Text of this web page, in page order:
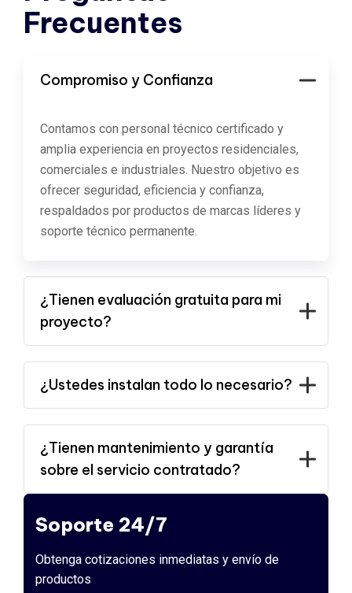
Frecuentes
Compromiso y Confianza
Contamos con personal técnico certificado y
amplia experiencia en proyectos residenciales,
comerciales e industriales. Nuestro objetivo es
ofrecer seguridad, eficiencia y confianza,
respaldados por productos de marcas líderes y
soporte técnico permanente.
¿Tienen evaluación gratuita para mi
proyecto?
¿Ustedes instalan todo lo necesario?
¿Tienen mantenimiento y garantía
sobre el servicio contratado?
Soporte 24/7
Obtenga cotizaciones inmediatas y envío de
productos